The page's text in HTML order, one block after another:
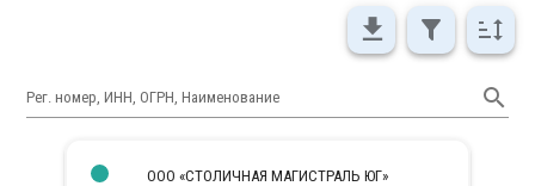
Рег. номер, ИНН, ОГРН, Наименование
ООО «СТОЛИЧНАЯ МАГИСТРАЛЬ ЮГ»